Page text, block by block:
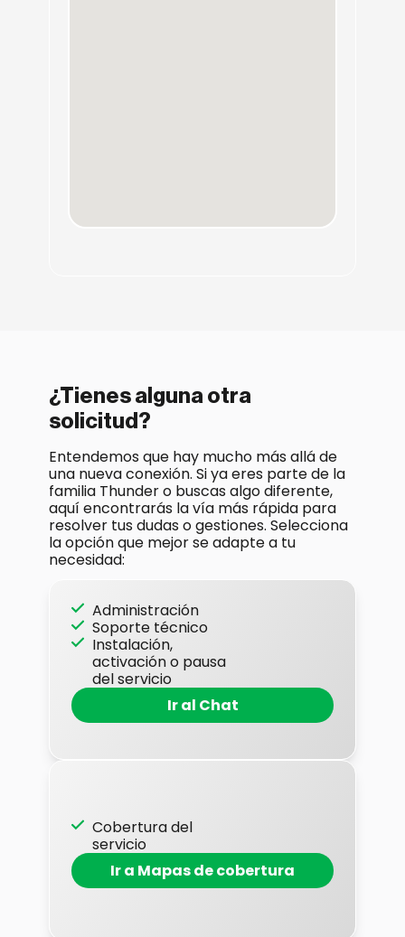
¿Tienes alguna otra
solicitud?
Entendemos que hay mucho más allá de
una nueva conexión. Si ya eres parte de la
familia Thunder o buscas algo diferente,
aquí encontrarás la vía más rápida para
resolver tus dudas o gestiones. Selecciona
la opción que mejor se adapte a tu
necesidad:
Administración
Soporte técnico
Instalación,
activación o pausa
del servicio
Ir al Chat
Cobertura del
servicio
Ir a Mapas de cobertura